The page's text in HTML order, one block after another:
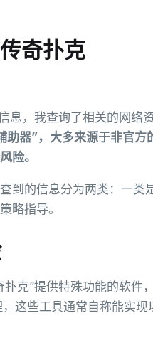
奇扑克
息，我查询了相关的网络
助器”，大多来源于非官
险。
到的信息分为两类：一类
略指导。
克”提供特殊功能的软件
这些工具通常自称能实现